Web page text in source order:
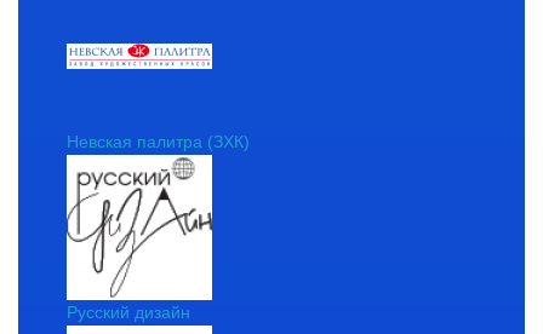
Невская палитра (ЗХК)
Русский дизайн